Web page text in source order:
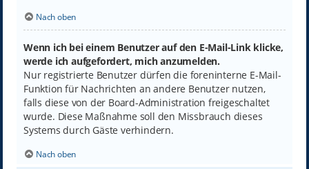
Nach oben
Wenn ich bei einem Benutzer auf den E-Mail-Link klicke,
werde ich aufgefordert, mich anzumelden.
Nur registrierte Benutzer dürfen die foreninterne E-Mail-
Funktion für Nachrichten an andere Benutzer nutzen,
falls diese von der Board-Administration freigeschaltet
wurde. Diese Maßnahme soll den Missbrauch dieses
Systems durch Gäste verhindern.
Nach oben